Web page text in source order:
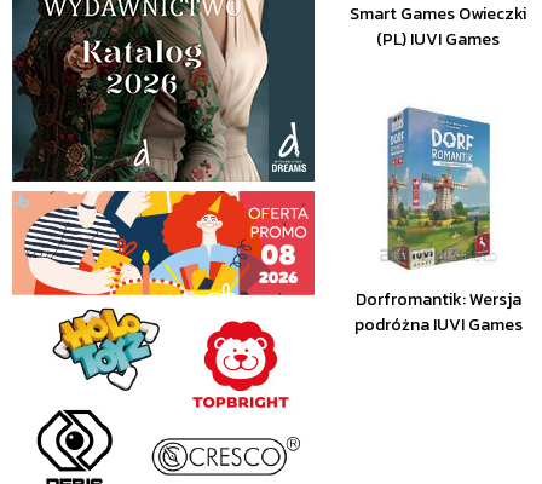
Smart Games Owieczki
(PL) IUVI Games
Dorfromantik: Wersja
podróżna IUVI Games